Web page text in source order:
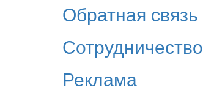
Обратная связь
Сотрудничество
Реклама